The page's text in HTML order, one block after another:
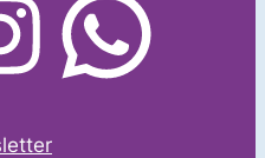
WhatsApp